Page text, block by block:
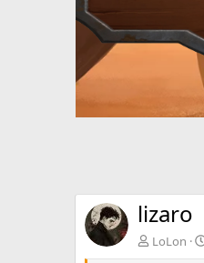
lizaro
LoLon